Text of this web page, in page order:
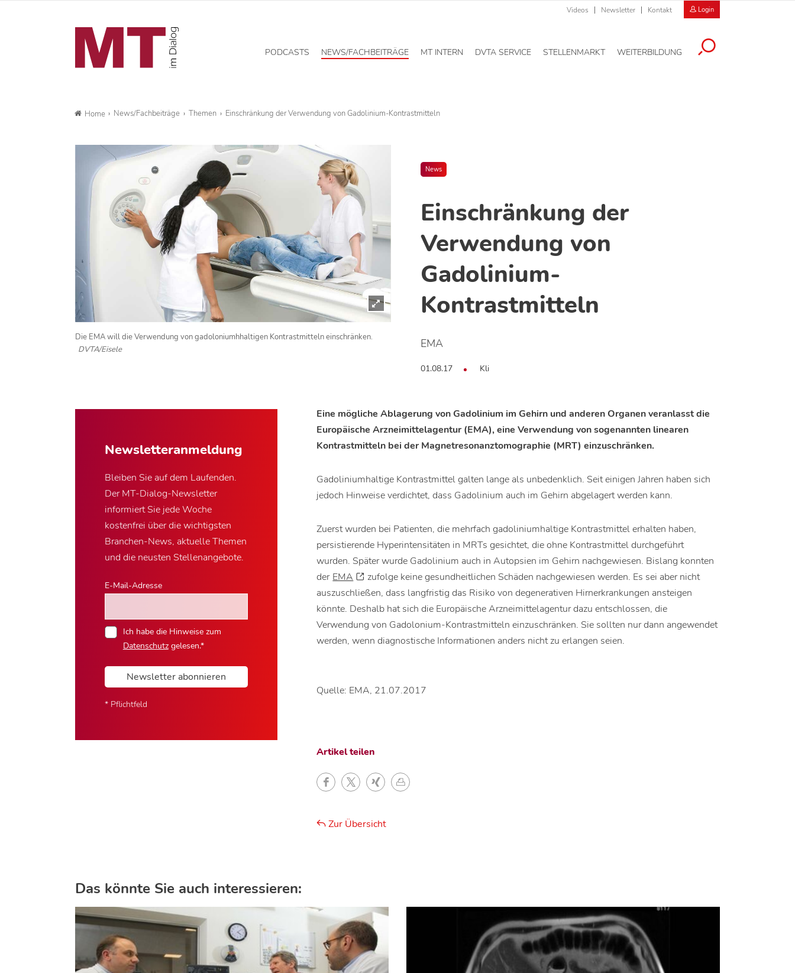
Videos Newsletter Kontakt Login
PODCASTS NEWS/FACHBEITRÄGE MT INTERN DVTA SERVICE STELLENMARKT WEITERBILDUNG
Home News/Fachbeiträge Themen Einschränkung der Verwendung von Gadolinium-Kontrastmitteln
News
Einschränkung der
Verwendung von
Gadolinium-
Kontrastmitteln
EMA
01.08.17 Kli
Die EMA will die Verwendung von gadoloniumhhaltigen Kontrastmitteln einschränken.
DVTA/Eisele
Newsletter­anmeldung
Bleiben Sie auf dem Laufenden.
Der MT-Dialog-Newsletter
informiert Sie jede Woche
kostenfrei über die wichtigsten
Branchen-News, aktuelle Themen
und die neusten Stellenangebote.
E-Mail-Adresse
Ich habe die Hinweise zum
Datenschutzgelesen.*
Newsletter abonnieren
* Pflichtfeld
Eine mögliche Ablagerung von Gadolinium im Gehirn und anderen Organen veranlasst die
Europäische Arzneimittelagentur (EMA), eine Verwendung von sogenannten linearen
Kontrastmitteln bei der Magnetresonanztomographie (MRT) einzuschränken.
Gadoliniumhaltige Kontrastmittel galten lange als unbedenklich. Seit einigen Jahren haben sich
jedoch Hinweise verdichtet, dass Gadolinium auch im Gehirn abgelagert werden kann.
Zuerst wurden bei Patienten, die mehrfach gadoliniumhaltige Kontrastmittel erhalten haben,
persistierende Hyperintensitäten in MRTs gesichtet, die ohne Kontrastmittel durchgeführt
wurden. Später wurde Gadolinium auch in Autopsien im Gehirn nachgewiesen. Bislang konnten
der EMA
zufolge keine gesundheitlichen Schäden nachgewiesen werden. Es sei aber nicht
auszuschließen, dass langfristig das Risiko von degenerativen Hirnerkrankungen ansteigen
könnte. Deshalb hat sich die Europäische Arzneimittelagentur dazu entschlossen, die
Verwendung von Gadolonium-Kontrastmitteln einzuschränken. Sie sollten nur dann angewendet
werden, wenn diagnostische Informationen anders nicht zu erlangen seien.
Quelle: EMA, 21.07.2017
Artikel teilen
Zur Übersicht
Das könnte Sie auch interessieren: